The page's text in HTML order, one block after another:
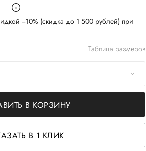
−10% (скидка до 1 500 рублей) при
Таблица размеров
В КОРЗИНУ
В 1 КЛИК